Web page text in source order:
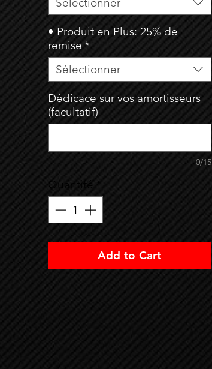
• Produit en Plus: 25% de
remise *
Sélectionner
Dédicace sur vos amortisseurs
(facultatif)
0/15
Quantité *
Add to Cart